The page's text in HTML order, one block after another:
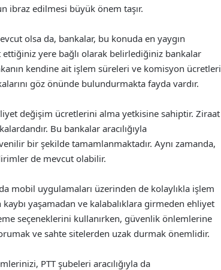
ibraz edilmesi büyük önem taşır.
olsa da, bankalar, bu konuda en yaygın
yere bağlı olarak belirlediğiniz bankalar
kendine ait işlem süreleri ve komisyon ücretleri
göz önünde bulundurmakta fayda vardır.
değişim ücretlerini alma yetkisine sahiptir. Ziraat
Bu bankalar aracılığıyla
bir şekilde tamamlanmaktadır. Aynı zamanda,
de mevcut olabilir.
mobil uygulamaları üzerinden de kolaylıkla işlem
yaşamadan ve kalabalıklara girmeden ehliyet
seçeneklerini kullanırken, güvenlik önlemlerine
ve sahte sitelerden uzak durmak önemlidir.
PTT şubeleri aracılığıyla da